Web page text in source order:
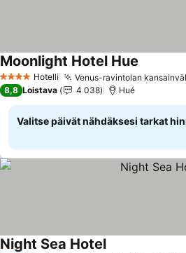
4 Tähtiluokitus
Hotelli Venus-ravintolan
Moonlight Hotel Hue
8,8 Loistava 4 038 Hué
Valitse päivät nähdäksesi tarkat
Night Sea Hotel